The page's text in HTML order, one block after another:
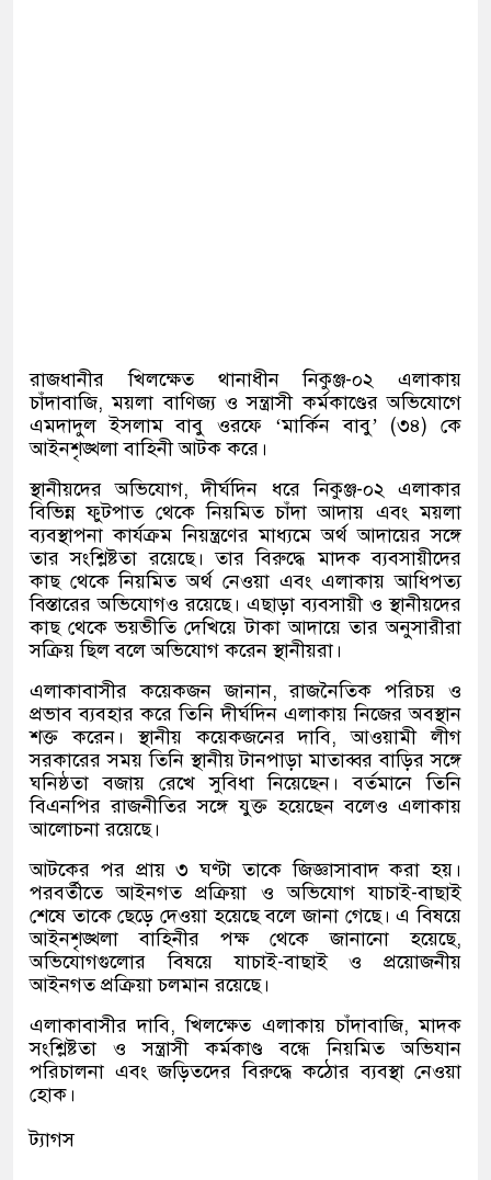
রাজধানীর খিলক্ষেত থানাধীন নিকুঞ্জ-০২ এলাকায়
চাঁদাবাজি, ময়লা বাণিজ্য ও সন্ত্রাসী কর্মকাণ্ডের অভিযোগে
এমদাদুল ইসলাম বাবু ওরফে ‘মার্কিন বাবু’ (৩৪) কে
আইনশৃঙ্খলা বাহিনী আটক করে।
স্থানীয়দের অভিযোগ, দীর্ঘদিন ধরে নিকুঞ্জ-০২ এলাকার
বিভিন্ন ফুটপাত থেকে নিয়মিত চাঁদা আদায় এবং ময়লা
ব্যবস্থাপনা কার্যক্রম নিয়ন্ত্রণের মাধ্যমে অর্থ আদায়ের সঙ্গে
তার সংশ্লিষ্টতা রয়েছে। তার বিরুদ্ধে মাদক ব্যবসায়ীদের
কাছ থেকে নিয়মিত অর্থ নেওয়া এবং এলাকায় আধিপত্য
বিস্তারের অভিযোগও রয়েছে। এছাড়া ব্যবসায়ী ও স্থানীয়দের
কাছ থেকে ভয়ভীতি দেখিয়ে টাকা আদায়ে তার অনুসারীরা
সক্রিয় ছিল বলে অভিযোগ করেন স্থানীয়রা।
এলাকাবাসীর কয়েকজন জানান, রাজনৈতিক পরিচয় ও
প্রভাব ব্যবহার করে তিনি দীর্ঘদিন এলাকায় নিজের অবস্থান
শক্ত করেন। স্থানীয় কয়েকজনের দাবি, আওয়ামী লীগ
সরকারের সময় তিনি স্থানীয় টানপাড়া মাতাব্বর বাড়ির সঙ্গে
ঘনিষ্ঠতা বজায় রেখে সুবিধা নিয়েছেন। বর্তমানে তিনি
বিএনপির রাজনীতির সঙ্গে যুক্ত হয়েছেন বলেও এলাকায়
আলোচনা রয়েছে।
আটকের পর প্রায় ৩ ঘণ্টা তাকে জিজ্ঞাসাবাদ করা হয়।
পরবর্তীতে আইনগত প্রক্রিয়া ও অভিযোগ যাচাই-বাছাই
শেষে তাকে ছেড়ে দেওয়া হয়েছে বলে জানা গেছে। এ বিষয়ে
আইনশৃঙ্খলা বাহিনীর পক্ষ থেকে জানানো হয়েছে,
অভিযোগগুলোর বিষয়ে যাচাই-বাছাই ও প্রয়োজনীয়
আইনগত প্রক্রিয়া চলমান রয়েছে।
এলাকাবাসীর দাবি, খিলক্ষেত এলাকায় চাঁদাবাজি, মাদক
সংশ্লিষ্টতা ও সন্ত্রাসী কর্মকাণ্ড বন্ধে নিয়মিত অভিযান
পরিচালনা এবং জড়িতদের বিরুদ্ধে কঠোর ব্যবস্থা নেওয়া
হোক।
ট্যাগস